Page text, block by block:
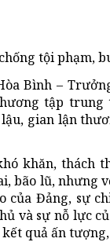
tội phạm,
Bình –
tập
gian lận
khăn, thách
bão lũ, nhưng
của Đảng, sự
và sự nỗ lực
quả ấn